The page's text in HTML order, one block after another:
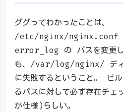
ググってわかったことは、
/etc/nginx/nginx.conf
error_log の パスを変更
も、/var/log/nginx/ ディ
に失敗するということ。 ビ
るパスに対して必ず存在チェ
か仕様)らしい。